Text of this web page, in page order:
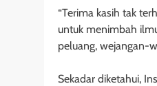
“Terima kasih tak
untuk menimbah
peluang, wejangan-
Sekadar diketahui,